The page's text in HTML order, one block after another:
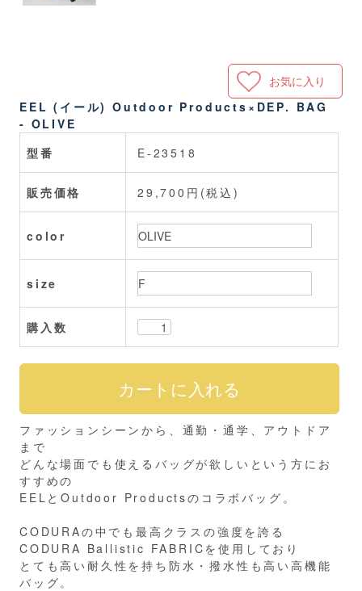
お気に入り
EEL (イール) Outdoor Products×DEP. BAG
- OLIVE
型番
E-23518
販売価格 29,700円(税込)
color
size
購入数
ファッションシーンから、通勤・通学、アウトドア
まで
どんな場面でも使えるバッグが欲しいという方にお
すすめの
EELとOutdoor Productsのコラボバッグ。
CODURAの中でも最高クラスの強度を誇る
CODURA Ballistic FABRICを使用しており
とても高い耐久性を持ち防水・撥水性も高い高機能
バッグ。